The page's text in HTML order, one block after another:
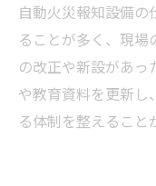
自動火災報知設備の
ることが多く、現場
の改正や新設があっ
や教育資料を更新し
る体制を整えること